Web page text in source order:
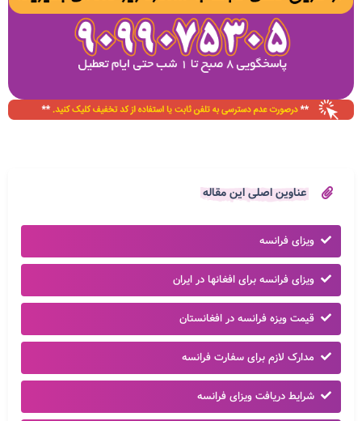
عناوین اصلی این مقاله
ویزای فرانسه
ویزای فرانسه برای افغانها در ایران
قیمت ویزه فرانسه در افغانستان
مدارک لازم برای سفارت فرانسه
شرایط دریافت ویزای فرانسه